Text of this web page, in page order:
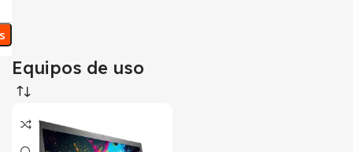
Equipos de uso